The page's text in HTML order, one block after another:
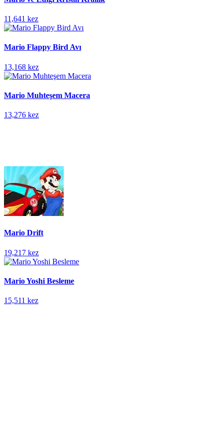
11,641 kez
Mario Flappy Bird Avı
13,168 kez
Mario Muhteşem Macera
13,276 kez
Mario Drift
19,217 kez
Mario Yoshi Besleme
15,511 kez